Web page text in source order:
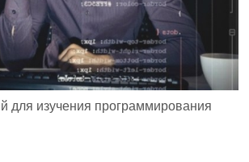
для изучения программирования